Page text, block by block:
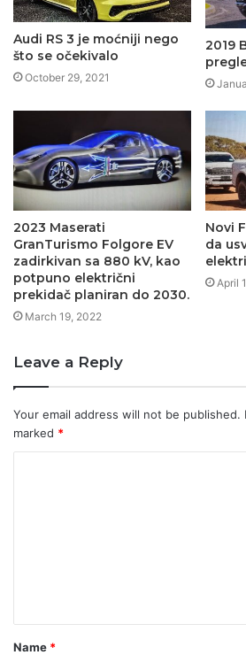
Audi RS 3 je moćniji nego
što se očekivalo
October 29, 2021
2019
2023 Maserati
GranTurismo Folgore EV
zadirkivan sa 880 kV, kao
potpuno električni
prekidač planiran do 2030.
March 19, 2022
Novi
da
April
Leave a Reply
Your email address will not be published.
marked *
t
*
Name *